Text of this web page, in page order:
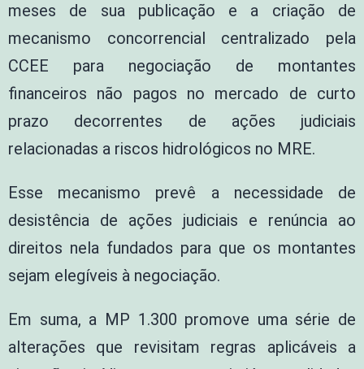
meses de sua publicação e a criação de
mecanismo concorrencial centralizado pela
CCEE para negociação de montantes
financeiros não pagos no mercado de curto
prazo decorrentes de ações judiciais
relacionadas a riscos hidrológicos no MRE.
Esse mecanismo prevê a necessidade de
desistência de ações judiciais e renúncia ao
direitos nela fundados para que os montantes
sejam elegíveis à negociação.
Em suma, a MP 1.300 promove uma série de
alterações que revisitam regras aplicáveis a